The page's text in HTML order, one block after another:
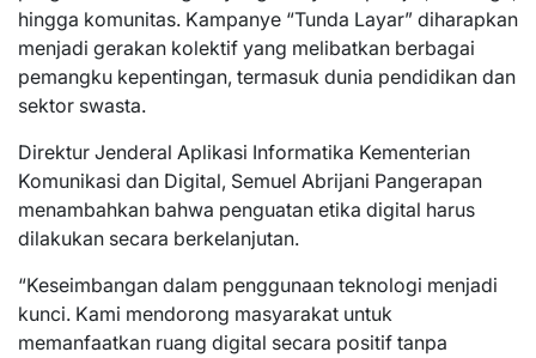
hingga komunitas. Kampanye “Tunda Layar” diharapkan
menjadi gerakan kolektif yang melibatkan berbagai
pemangku kepentingan, termasuk dunia pendidikan dan
sektor swasta.
Direktur Jenderal Aplikasi Informatika Kementerian
Komunikasi dan Digital, Semuel Abrijani Pangerapan
menambahkan bahwa penguatan etika digital harus
dilakukan secara berkelanjutan.
“Keseimbangan dalam penggunaan teknologi menjadi
kunci. Kami mendorong masyarakat untuk
memanfaatkan ruang digital secara positif tanpa